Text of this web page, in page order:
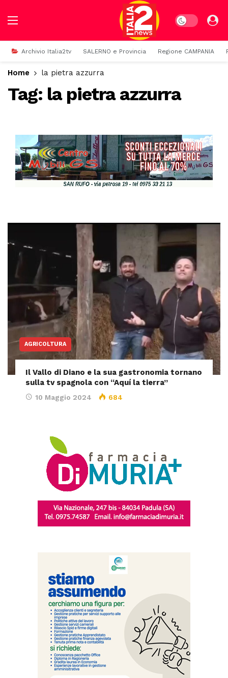
Dark mode
Archivio Italia2tv SALERNO e Provincia Regione CAMPANIA
Home la pietra azzurra
Tag: la pietra azzurra
AGRICOLTURA
Il Vallo di Diano e la sua gastronomia tornano
sulla tv spagnola con “Aquí la tierra”
10 Maggio 2024 684